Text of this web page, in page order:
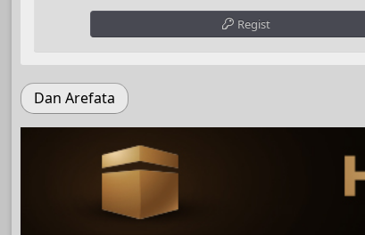
Regist
Dan Arefata